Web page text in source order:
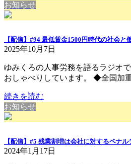
お知らせ
【配信】#94 最低賃金1500円時代の社会と
2025年10月7日
ゆみくろの人事労務を語るラジオ
おしゃべりしています。 ◆全国加
続きを読む
お知らせ
【配信】#5 残業割増は会社に対するペナ
2024年1月17日